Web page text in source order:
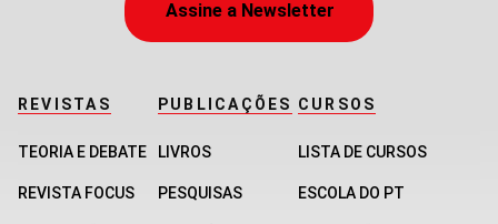
Assine a Newsletter
REVISTAS
TEORIA E DEBATE
REVISTA FOCUS
PUBLICAÇÕES
LIVROS
PESQUISAS
CURSOS
LISTA DE CURSOS
ESCOLA DO PT